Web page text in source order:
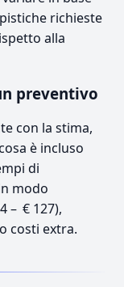
richieste
alla
preventivo
con la stima,
è incluso
di
modo
– € 127),
costi extra.